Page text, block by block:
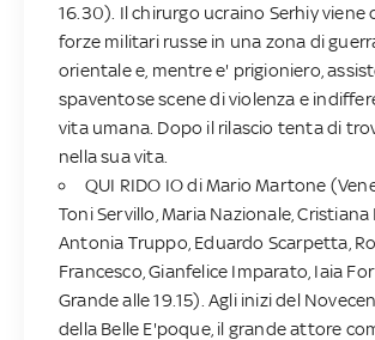
16.30). Il chirurgo ucraino Serhiy
forze militari russe in una zona di
orientale e, mentre e' prigioniero,
spaventose scene di violenza e
vita umana. Dopo il rilascio tenta di
nella sua vita.
QUI RIDO IO di Mario Martone
Toni Servillo, Maria Nazionale, Cristiana
Antonia Truppo, Eduardo Scarpetta,
Francesco, Gianfelice Imparato, Iaia
Grande alle 19.15). Agli inizi del
della Belle E'poque, il grande attore